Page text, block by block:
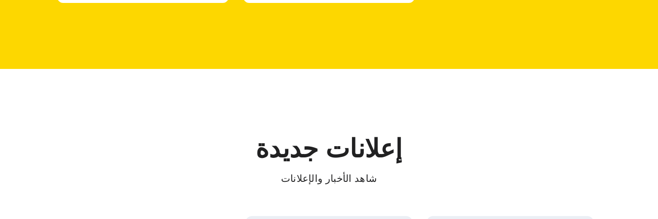
إعلانات جديدة
شاهد الأخبار والإعلانات